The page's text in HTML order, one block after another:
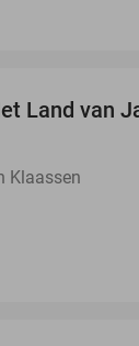
Land van
Klaassen